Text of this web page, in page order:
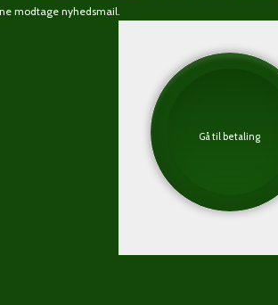
modtage nyhedsmail.
Gå til betaling